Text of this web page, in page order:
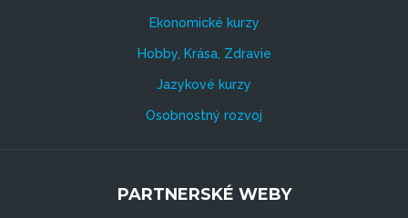
Ekonomické kurzy
Hobby, Krása, Zdravie
Jazykové kurzy
Osobnostný rozvoj
PARTNERSKÉ WEBY